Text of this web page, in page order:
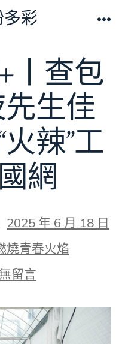
彩
丨查包
生佳
辣”工
網
2025 年 6 月 18 日
燒青春火焰
留言